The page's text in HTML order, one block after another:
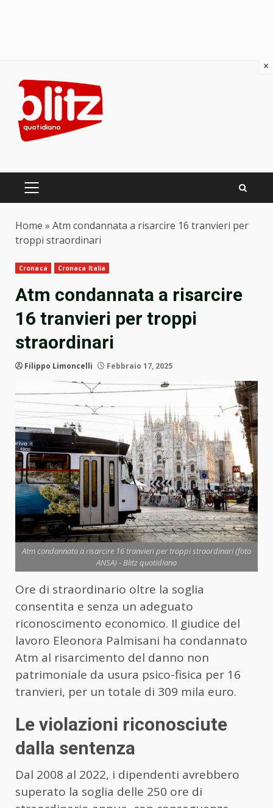
content
PRIMARY
Home » Atm condannata a risarcire 16 tranvieri per
troppi straordinari
Cronaca Cronaca Italia
Atm condannata a risarcire
16 tranvieri per troppi
straordinari
Filippo Limoncelli Febbraio 17, 2025
Atm condannata a risarcire 16 tranvieri per troppi straordinari (foto
ANSA) - Blitz quotidiano
Ore di straordinario oltre la soglia
consentita e senza un adeguato
riconoscimento economico. Il giudice del
lavoro Eleonora Palmisani ha condannato
Atm al risarcimento del danno non
patrimoniale da usura psico-fisica per 16
tranvieri, per un totale di 309 mila euro.
Le violazioni riconosciute
dalla sentenza
Dal 2008 al 2022, i dipendenti avrebbero
superato la soglia delle 250 ore di
×